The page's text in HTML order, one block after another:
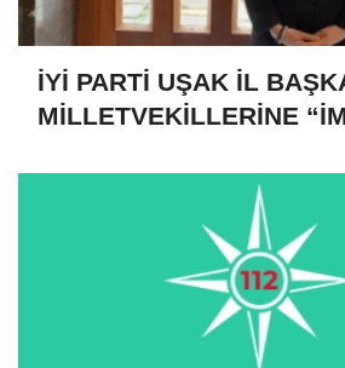
İYİ PARTİ UŞAK İL
MİLLETVEKİLLERİNE